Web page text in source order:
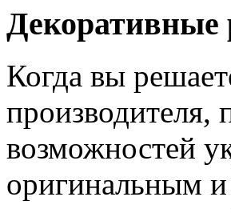
Декоративные
Когда вы
производителя,
возможностей
оригинальным